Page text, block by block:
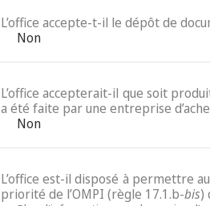
L’office accepte-t-il le dépôt de
Non
L’office accepterait-il que soit
a été faite par une entreprise
Non
L’office est-il disposé à permettre
priorité de l’OMPI (règle 17.1.b-bis)